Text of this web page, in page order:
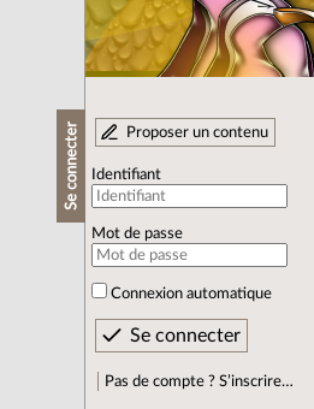
Se connecter Proposer un contenu
Identifiant
Mot de passe
Connexion automatique
Pas de compte ? S’inscrire…